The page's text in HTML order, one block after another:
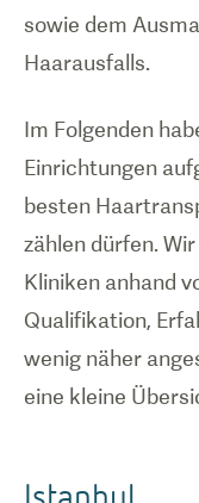
sowie dem
Haarausfalls.
Im Folgenden
Einrichtungen
besten
zählen dürfen.
Kliniken anhand
Qualifikation,
wenig näher
eine kleine
Istanbul